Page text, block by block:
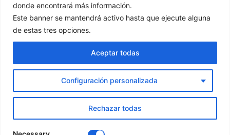
donde encontrará más información.
Este banner se mantendrá activo hasta que ejecute alguna
de estas tres opciones.
Configuración personalizada
Rechazar todas
Aceptar todas